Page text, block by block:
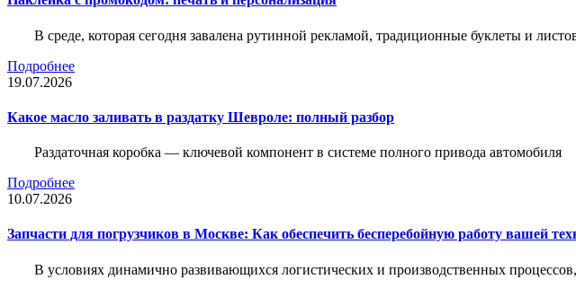
В среде, которая сегодня завалена рутинной рекламой, традиционные буклеты и
Подробнее
19.07.2026
Какое масло заливать в раздатку Шевроле: полный разбор
Раздаточная коробка — ключевой компонент в системе полного привода автомобиля
Подробнее
10.07.2026
Запчасти для погрузчиков в Москве: Как обеспечить бесперебойную работу вашей
В условиях динамично развивающихся логистических и производственных